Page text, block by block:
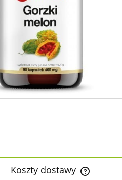
Koszty dostawy